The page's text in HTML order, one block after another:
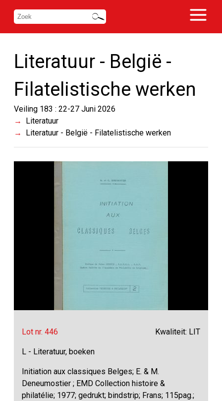
Literatuur - België -
Filatelistische werken
Veiling 183 : 22-27 Juni 2026
Literatuur
Literatuur - België - Filatelistische werken
Lot nr. 446 Kwaliteit: LIT
L - Literatuur, boeken
Initiation aux classiques Belges; E. & M.
Deneumostier ; EMD Collection histoire &
philatélie; 1977; gedrukt; bindstrip; Frans; 115pag.;